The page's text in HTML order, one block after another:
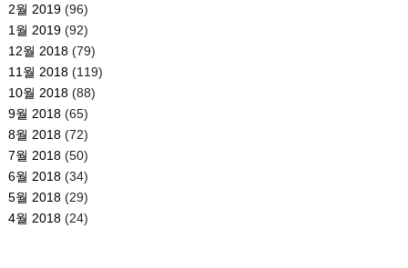
2월 2019(96)
1월 2019(92)
12월 2018(79)
11월 2018(119)
10월 2018(88)
9월 2018(65)
8월 2018(72)
7월 2018(50)
6월 2018(34)
5월 2018(29)
4월 2018(24)